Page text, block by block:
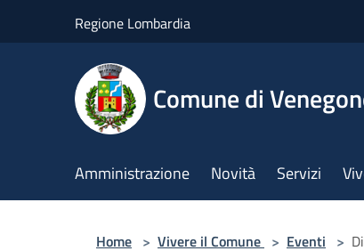
Regione Lombardia
Comune di
Amministrazione Novità Servizi
Home > Vivere il Comune > Eventi >